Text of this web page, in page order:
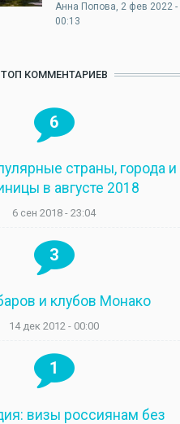
Анна Попова, 2 фев 2022 -
00:13
ТОП КОММЕНТАРИЕВ
6
страны, города и
в августе 2018
6 сен 2018 - 23:04
3
и клубов Монако
14 дек 2012 - 00:00
1
визы россиянам без